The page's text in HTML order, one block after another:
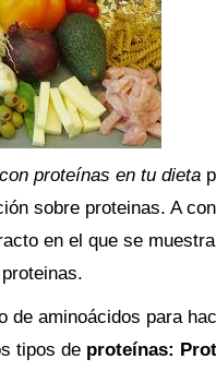
proteínas en tu dieta
sobre proteinas. A
en el que se muestra
de aminoácidos para
tipos de proteínas: